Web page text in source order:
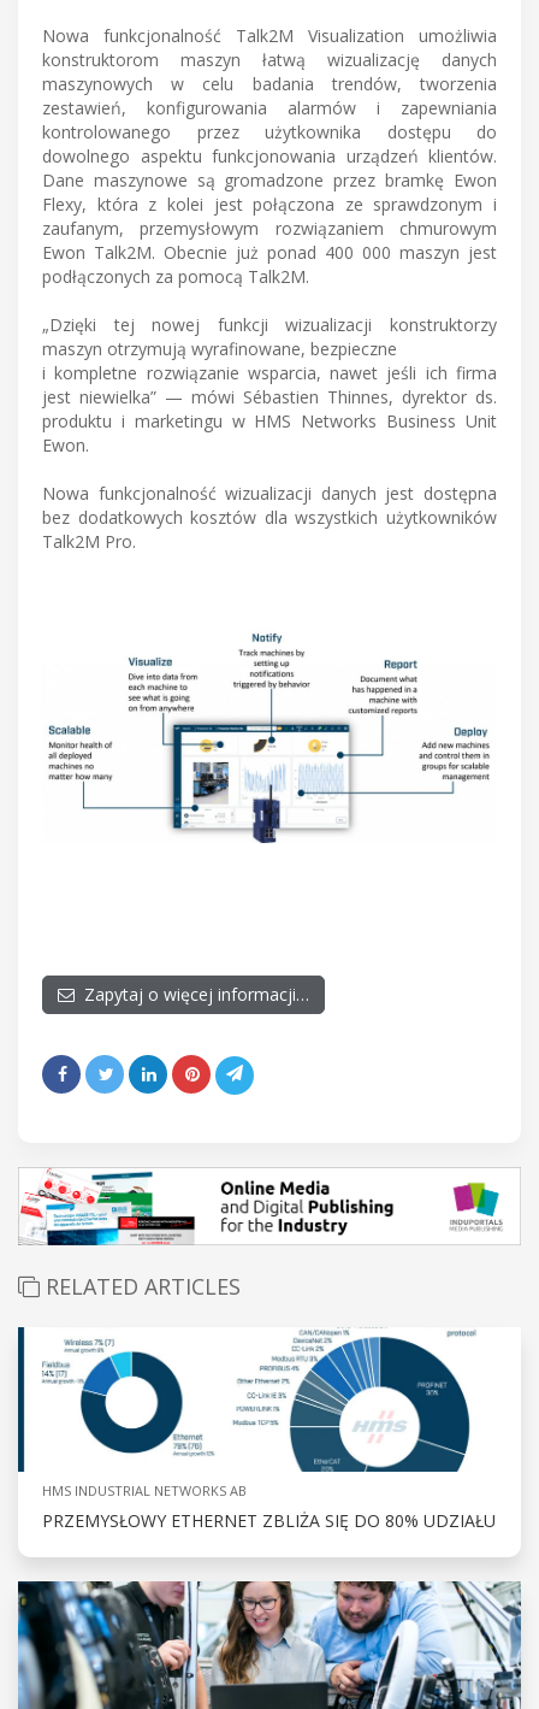
Nowa funkcjonalność Talk2M Visualization umożliwia
konstruktorom maszyn łatwą wizualizację danych
maszynowych w celu badania trendów, tworzenia
zestawień, konfigurowania alarmów i zapewniania
kontrolowanego przez użytkownika dostępu do
dowolnego aspektu funkcjonowania urządzeń klientów.
Dane maszynowe są gromadzone przez bramkę Ewon
Flexy, która z kolei jest połączona ze sprawdzonym i
zaufanym, przemysłowym rozwiązaniem chmurowym
Ewon Talk2M. Obecnie już ponad 400 000 maszyn jest
podłączonych za pomocą Talk2M.
„Dzięki tej nowej funkcji wizualizacji konstruktorzy
maszyn otrzymują wyrafinowane, bezpieczne
i kompletne rozwiązanie wsparcia, nawet jeśli ich firma
jest niewielka” — mówi Sébastien Thinnes, dyrektor ds.
produktu i marketingu w HMS Networks Business Unit
Ewon.
Nowa funkcjonalność wizualizacji danych jest dostępna
bez dodatkowych kosztów dla wszystkich użytkowników
Talk2M Pro.
Zapytaj o więcej informacji…
RELATED ARTICLES
HMS INDUSTRIAL NETWORKS AB
PRZEMYSŁOWY ETHERNET ZBLIŻA SIĘ DO 80% UDZIAŁU